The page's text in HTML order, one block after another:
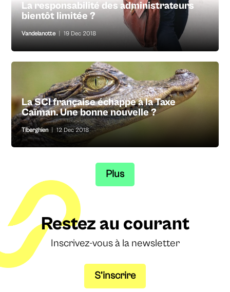
La responsabilité des administrateurs
bientôt limitée ?
Vandelanotte 19 Dec 2018
La SCI française échappe à la Taxe
Caïman. Une bonne nouvelle ?
Tiberghien 12 Dec 2018
Plus
Restez au courant
Inscrivez-vous à la newsletter
S’inscrire